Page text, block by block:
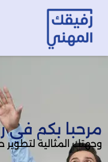
مرحبا بكم في
وجهتك المثالية لتطوير